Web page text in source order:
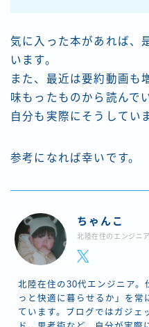
気に入った本があれば、
います。
また、最近は要約動画も
味もったものから読んで
自分も実際にそうしてい
参考になれば幸いです。
ちゃんこ
北陸在住のエンジニア
北陸在住の30代エンジニア。
っと快適に暮らせるか」を常
ています。ブログではガジェ